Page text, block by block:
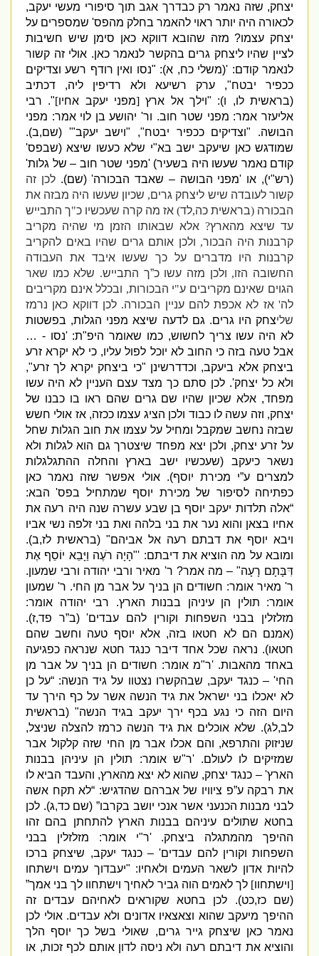
יצחק,שזה נאמר רק כבדרך אגב תוך סיפורי מעשי יעקב,
לכאורה היה יותר ראוי להאמר בחלק מהפס'שמספרים על
יצחק עצמו?מזה שהובא דווקא כאן סימן שיש חשיבות
לציין שהיו ליצחק גרים בהקשר לנאמר כאן.אולי זה קשור
לנאמר קודם: '(משלי כח,א ): "נסו ואין רודף רשע וצדיקים
ככפיר יבטח",ערק רשיעא ולא רדיפין ליה,דכתיב
בראשית לו ,ו): "וילך אל ארץ[מפני יעקב אחיו]
".רבי
אליעזר אמר:מפני שטר חוב.ור 'יהושע בן לוי אמר:מפני
הבושה. " וצדיקים ככפיר יבטח",
" וישב יעקב"' ( שם,ב).
שמודגש כאן שיעקב ישב בא"י שלא כעשו שיצא(שבפס'
קודם נאמר שעשו היה בשעיר)
'מפני שטר חוב – של גלות'
רש"י),או'מפני הבושה – שאבד הבכורה' (שם).לכן זה
קשור לעובדה שיש ליצחק גרים,שכיון שעשו היה מבזה את
הבכורה(בראשית כה,לד)אז מה קרה שעכשיו כ" ך התבייש
עד שיצא מהארץ?אלא שבאותו הזמן מי שהיה מקריב
קרבנות היה הבכור,ולכן אותם גרים שהיו באים להקריב
קרבנות היו מדברים על כך שעשו איבד את העבודה
החשובה הזו,ולכן מזה עשו כ”ך התבייש.שלא כמו שאר
הגוים שאינם מקריבים ע"י הבכורות,ובכלל אינם מקריבים
לה'אז לא אכפת להם עניין הבכורה.לכן דווקא כאן נרמז
שליצחק היו גרים.גם לדעה שיצא מפני הגלות,בפשטות
לא היה עשו צריך לחשוש,כמו שאומר היפ"ת: 'נסו- …
אבל טעה בזה כי החוב לא יוכל לפול עליו,כי לא יקרא זרע
ביצחק אלא ביעקב,וכדדרשינן"כי ביצחק יקרא לך זרע",
ולא כל יצחק'.לכן סתם כך מצד עצם העניין לא היה עשו
מפחד,אלא שכיון שהיו שם גרים שהם ראו בו כבנו של
יצחק,וזה עשה לו כבוד ולכן הציג עצמו ככזה,אז אולי חשש
שבזה נחשב שמקבל ומחיל על עצמו את חוב הגלות שחל
על זרע יצחק,ולכן יצא מפחד שיצטרך גם הוא לגלות ולא
נשאר כיעקב( שעכשיו ישב בארץ והחלה ההתגלגלות
למצרים ע”י מכירת יוסף).אולי אפשר שזה נאמר כאן
כפתיחה לסיפור של מכירת יוסף שמתחיל בפס'הבא:
אלה תלדות יעקב יוסף בן שבע עשרה שנה היה רעה את
אחיו בצאן והוא נער את בני בלהה ואת בני זלפה נשי אביו
ויבא יוסף את דבתם רעה אל אביהם" (בראשית לז ,ב).
ומובא על מה הוציא את דיבתם:
'
" הָיָה רֹעֶה וַיָּבֵא יוֹסֵף אֶת
דִּבָּתָם רָעָה" – מה אמר?ר'מאיר ורבי יהודה ורבי שמעון.
'מאיר אומר:חשודים הן בניך על אבר מן החי.ר'שמעון
אומר:תולין הן עיניהן בבנות הארץ.רבי יהודה אומר:
מזלזלין בבני השפחות וקורין להם עבדים' (ב”ר פד,ז).
אמנם הם לא חטאו בזה,אלא יוסף טעה וחשב שהם
חטאו).נראה שכל אחד דיבר כנגד חטא שנראה כפגיעה
באחד מהאבות. 'ר "מ אומר:חשודים הן בניך על אבר מן
החי' –כנגד יעקב,שבהקשרו נצטוו על גיד הנשה: “על כן
לא יאכלו בני ישראל את גיד הנשה אשר על כף הירך עד
היום הזה כי נגע בכף ירך יעקב בגיד הנשה" (בראשית
לב,לג).שלא אוכלים את גיד הנשה כרמז להצלה שניצל,
שניזוק והתרפא,והם אכלו אבר מן החי שזה קלקול אבר
שמזיקים לו לעולם. 'ר "ש אומר:תולין הן עיניהן בבנות
הארץ' – כנגד יצחק,שהוא לא יצא מהארץ,והעבד הביא לו
את רבקה ע”פ ציוויו של אברהם שהדגיש: “לא תקח אשה
לבני מבנות הכנעני אשר אנכי יושב בקרבו”(שם כד,ג).לכן
בחטא שתולים עיניהם בבנות הארץ להתחתן בהם זהו
ההיפך מהמתגלה ביצחק. '
"י אומר: מזלזלין בבני
השפחות וקורין להם עבדים' –כנגד יעקב,שיצחק ברכו
להיות אדון לשאר העמים ולאחיו: "יעבדוך עמים וישתחו
וישתחוו]לך לאמים הוה גביר לאחיך וישתחוו לך בני אמך”
שם כז ,כט).לכן בחטא שקוראים לאחיהם עבדים זה
ההיפך מיעקב שהוא וצאצאיו אדונים ולא עבדים.אולי לכן
נאמר כאן שיצחק גייר גרים,שאולי בשל כך יוסף הלך
והוציא את דיבתם רעה ולא ניסה לדון אותם לכף זכות,או